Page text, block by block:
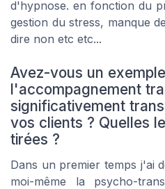
d'hypnose. en fonction du
gestion du stress, manque
dire non etc etc...
Avez-vous un
l'accompagnement
significativement
vos clients ? Quelles
tirées ?
Dans un premier temps j'ai
moi-même la psycho-